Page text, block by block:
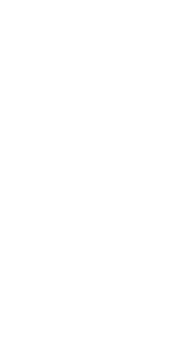
ручки